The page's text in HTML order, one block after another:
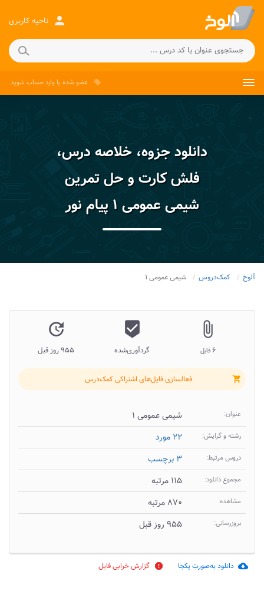
person ناحیه کاربری
local_offer عضو شده یاوارد حساب شوید.
دانلود جزوه، خلاصه درس،
فلش کارت و حل تمرین
شیمی عمومی ۱ پیام نور
آلوخ کمک‌دروس شیمی عمومی ۱
attach_file
۶ فایل
beenhere
گردآوری‌شده
update
۹۵۵ روز قبل
shopping_cart فعالسازی فایل‌های اشتراکی کمک‌درس
عنوان: شیمی عمومی ۱
رشته و گرایش: ۲۲ مورد
دروس مرتبط: ۳ برچسب
مجموع دانلود: ۱۱۵ مرتبه
مشاهده: ۸۷۰ مرتبه
بروزرسانی: ۹۵۵ روز قبل
cloud_download دانلود به‌صورت یکجا report گزارش خرابی فایل